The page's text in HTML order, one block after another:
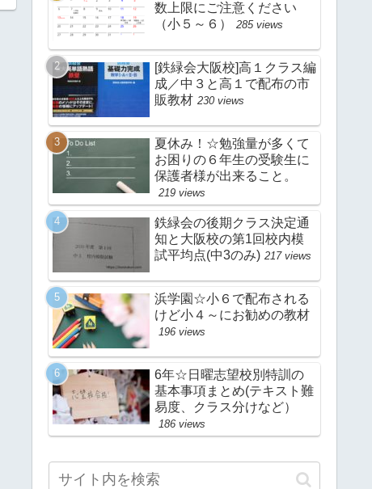
数上限にご注意ください
（小５～６）
285 views
[鉄緑会大阪校]高１クラス編
成／中３と高１で配布の市
販教材 230 views
夏休み！☆勉強量が多くて
お困りの６年生の受験生に
保護者様が出来ること。
219 views
鉄緑会の後期クラス決定通
知と大阪校の第1回校内模
試平均点(中3のみ) 217 views
浜学園☆小６で配布される
けど小４～にお勧めの教材
196 views
6年☆日曜志望校別特訓の
基本事項まとめ(テキスト難
易度、クラス分けなど）
186 views